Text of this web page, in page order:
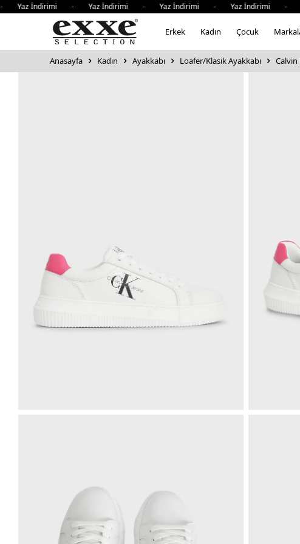
İndirimi - Yaz İndirimi - Yaz İndirimi - Yaz İndirimi -
Erkek Kadın Çocuk
Anasayfa Kadın Ayakkabı Loafer/Klasik Ayakkabı Calvin